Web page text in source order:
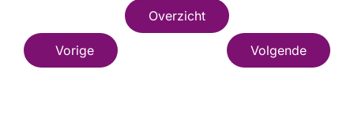
Overzicht
Vorige Volgende